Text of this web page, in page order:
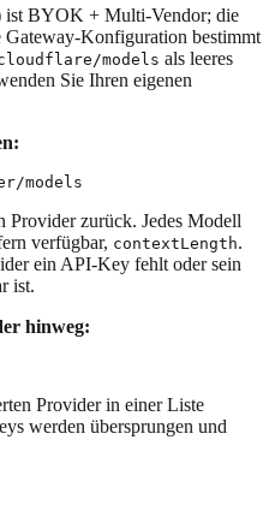
ist BYOK + Multi-Vendor; die
Konfiguration bestimmt
models als leeres
Sie Ihren eigenen
Provider zurück. Jedes Modell
verfügbar, contextLength.
ein API-Key fehlt oder sein
ist.
hinweg:
Provider in einer Liste
werden übersprungen und